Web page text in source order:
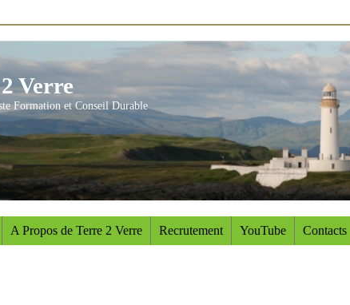
Verre
Formation et Conseil Durable
A Propos de Terre 2 Verre Recrutement YouTube Contacts